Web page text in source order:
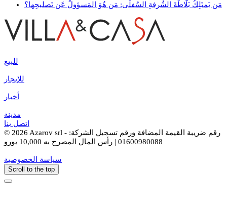
مَن يَمتَلِكُ بَلّاطَةَ الشُرفةِ السُفلَى: مَن هُوَ المَسؤولُ عَن تَصليحِها؟
للبيع
للإيجار
أخبار
مدينة
اتصل بنا
© 2026 Azarov srl - رقم ضريبة القيمة المضافة ورقم تسجيل الشركة:
01600980088 | رأس المال المصرح به 10,000 يورو
سياسة الخصوصية
Scroll to the top